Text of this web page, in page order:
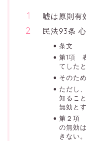
嘘は原則有
民法93条
条文
第1項
てした
そのた
ただし
知るこ
無効とす
第２項
の無効
きない。